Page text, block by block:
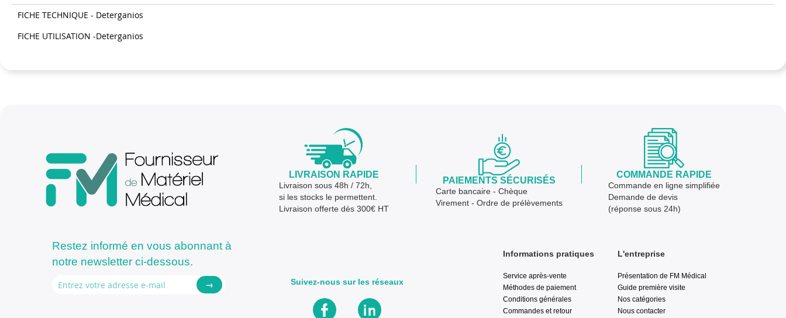
FICHE TECHNIQUE - Deterganios
FICHE UTILISATION -Deterganios
LIVRAISON RAPIDE
Livraison sous 48h / 72h,
si les stocks le permettent.
Livraison offerte dès 300€ HT
PAIEMENTS SÉCURISÉS
Carte bancaire - Chèque
Virement - Ordre de prélèvements
COMMANDE RAPIDE
Commande en ligne simplifiée
Demande de devis
(réponse sous 24h)
Restez informé en vous abonnant à
notre newsletter ci-dessous.
→
Informations pratiques
Service après-vente
Méthodes de paiement
Conditions générales
Commandes et retour
L'entreprise
Présentation de FM Médical
Guide première visite
Nos catégories
Nous contacter
Suivez-nous sur les réseaux